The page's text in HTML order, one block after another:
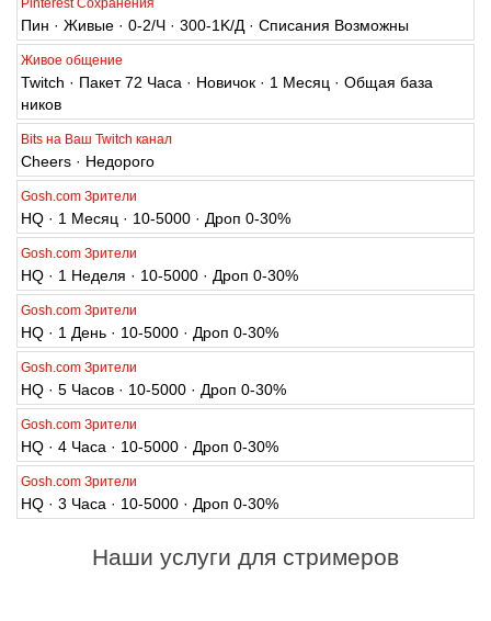
Пин · Живые · 0-2/Ч · 300-1K/Д · Списания Возможны
Живое общение
Twitch · Пакет 72 Часа · Новичок · 1 Месяц · Общая база
ников
Bits на Ваш Twitch канал
Cheers · Недорого
Gosh.com Зрители
HQ · 1 Месяц · 10-5000 · Дроп 0-30%
Gosh.com Зрители
HQ · 1 Неделя · 10-5000 · Дроп 0-30%
Gosh.com Зрители
HQ · 1 День · 10-5000 · Дроп 0-30%
Gosh.com Зрители
HQ · 5 Часов · 10-5000 · Дроп 0-30%
Gosh.com Зрители
HQ · 4 Часа · 10-5000 · Дроп 0-30%
Gosh.com Зрители
HQ · 3 Часа · 10-5000 · Дроп 0-30%